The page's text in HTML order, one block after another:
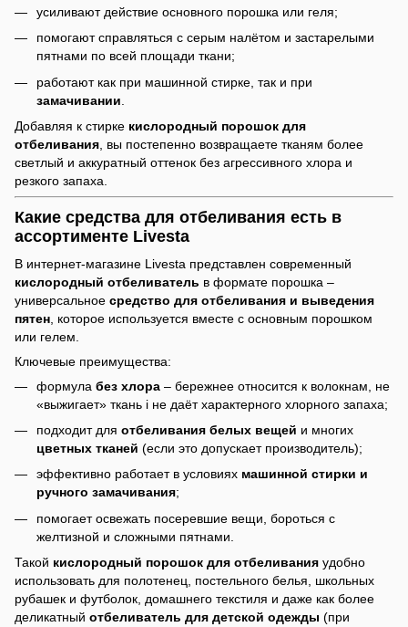
усиливают действие основного порошка или геля;
помогают справляться с серым налётом и застарелыми
пятнами по всей площади ткани;
работают как при машинной стирке, так и при
замачивании
Добавляя к стирке кислородный порошок для
отбеливания , вы постепенно возвращаете тканям более
светлый и аккуратный оттенок без агрессивного хлора и
резкого запаха.
Какие средства для отбеливания есть в
ассортименте Livesta
В интернет-магазине Livesta представлен современный
кислородный отбеливатель в формате порошка –
универсальное средство для отбеливания и выведения
пятен , которое используется вместе с основным порошком
или гелем.
Ключевые преимущества:
формула без хлора – бережнее относится к волокнам, не
«выжигает» ткань і не даёт характерного хлорного запаха;
подходит для отбеливания белых вещей и многих
цветных тканей (если это допускает производитель);
эффективно работает в условиях машинной стирки и
ручного замачивания;
помогает освежать посеревшие вещи, бороться с
желтизной и сложными пятнами.
Такой кислородный порошок для отбеливания удобно
использовать для полотенец, постельного белья, школьных
рубашек и футболок, домашнего текстиля и даже как более
деликатный отбеливатель для детской одежды (при